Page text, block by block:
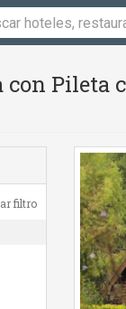
Pileta
filtro